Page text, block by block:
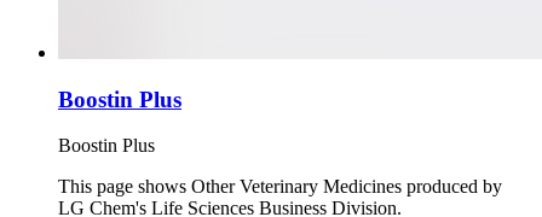
Boostin Plus
Boostin Plus
This page shows Other Veterinary Medicines produced by
LG Chem's Life Sciences Business Division.